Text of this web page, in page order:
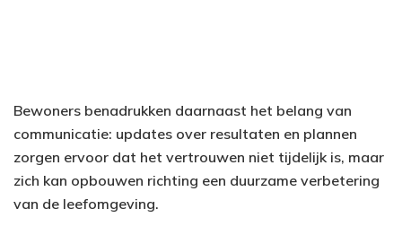
Bewoners benadrukken daarnaast het belang van
communicatie: updates over resultaten en plannen
zorgen ervoor dat het vertrouwen niet tijdelijk is, maar
zich kan opbouwen richting een duurzame verbetering
van de leefomgeving.